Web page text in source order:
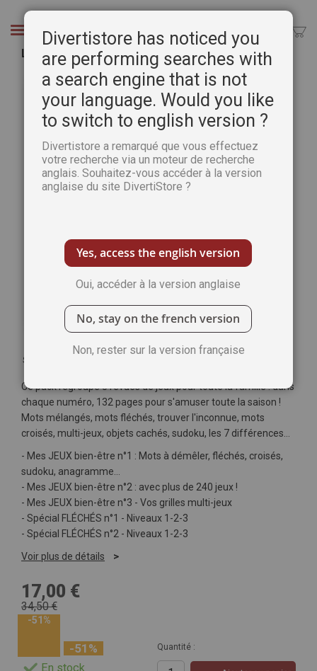
Chercher
Le PACK MULTI-JEUX 2020 - 5 revues
Passer
galerie
d’images
Soyez le premier à commenter ce produit
Ce pack regroupe 5 revues de jeux pour toute la famille : dans
chaque numéro, 132 pages pour s'amuser toute la saison !
Mots mélangés, mots fléchés, trouver l'inconnue, mots
croisés, multi-jeux, objets cachés, sudoku, les 7 différences…
- Mes JEUX bien-être n°1 : Mots à démêler, fléchés, croisés,
sudoku, anagramme…
- Mes JEUX bien-être n°2 : avec plus de 240 jeux !
- Mes JEUX bien-être n°3 - Vos grilles multi-jeux
- Spécial FLÉCHÉS n°1 - Niveaux 1-2-3
- Spécial FLÉCHÉS n°2 - Niveaux 1-2-3
Voir plus de détails
17,00 €
34,50 €
-51%
-51%
En stock
Quantité :
Divertistore has noticed you
are performing searches with
a search engine that is not
your language. Would you like
to switch to english version ?
Divertistore a remarqué que vous effectuez
votre recherche via un moteur de recherche
anglais. Souhaitez-vous accéder à la version
anglaise du site DivertiStore ?
Yes, access the english version
Oui, accéder à la version anglaise
No, stay on the french version
Non, rester sur la version française